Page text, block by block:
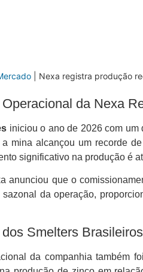
Nexa registra produção
da Nexa
iniciou o ano de 2026 com
a mina alcançou um recorde
significativo na produção é
anunciou que o
da operação,
Smelters Brasileiros
da companhia também